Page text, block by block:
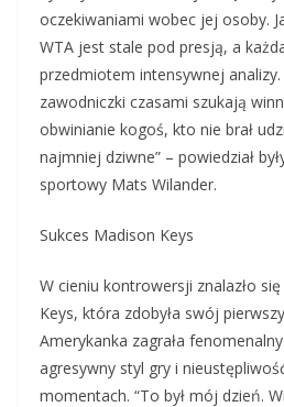
oczekiwaniami wobec jej osoby.
WTA jest stale pod presją, a
przedmiotem intensywnej
zawodniczki czasami szukają
obwinianie kogoś, kto nie brał
najmniej dziwne” – powiedział
sportowy Mats Wilander.
Sukces Madison Keys
W cieniu kontrowersji znalazło
Keys, która zdobyła swój
Amerykanka zagrała
agresywny styl gry i
momentach. “To był mój dzień.